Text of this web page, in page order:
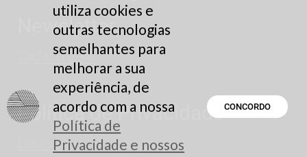
Newsletter
Cadastre-se
Política de Privacidade
Leia aqui
utiliza cookies e
outras tecnologias
semelhantes para
melhorar a sua
experiência, de
acordo com a nossa
Política de
Privacidade e nossos
CONCORDO